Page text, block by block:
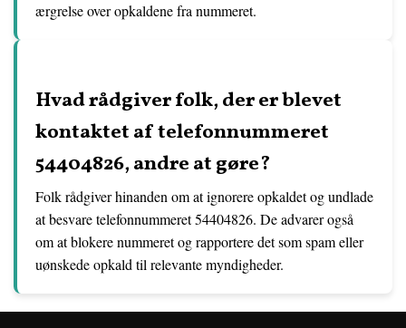
ærgrelse over opkaldene fra nummeret.
Hvad rådgiver folk, der er blevet
kontaktet af telefonnummeret
54404826, andre at gøre?
Folk rådgiver hinanden om at ignorere opkaldet og undlade
at besvare telefonnummeret 54404826. De advarer også
om at blokere nummeret og rapportere det som spam eller
uønskede opkald til relevante myndigheder.